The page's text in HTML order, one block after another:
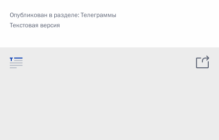
Опубликован в разделе:Телеграммы
Текстовая версия